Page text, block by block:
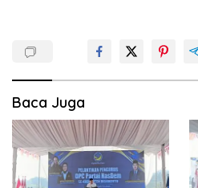
Baca Juga